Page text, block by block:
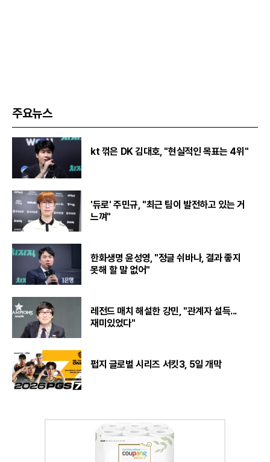
주요뉴스
kt 꺾은 DK 김대호, "현실적인 목표는 4위"
'듀로' 주민규, "최근 팀이 발전하고 있는 거
느껴"
한화생명 윤성영, "정글 쉬바나, 결과 좋지
못해 할 말 없어"
레전드 매치 해설한 강민, "관계자 설득...
재미있었다"
펍지 글로벌 시리즈 서킷3, 5일 개막